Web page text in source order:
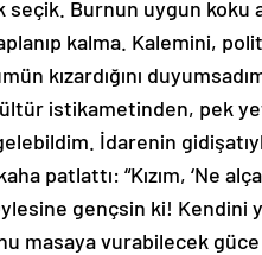
seçik. Burnun uygun
kalma. Kalemini,
kızardığını
istikametinden, pek
İdarenin
patlattı: “Kızım, ‘Ne
gençsin ki!
masaya vurabilecek